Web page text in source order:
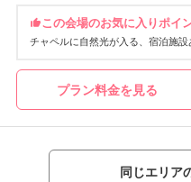
この会場のお気に入りポイ
チャペルに自然光が入る 宿泊施設
プラン料金を見る
同じエリア